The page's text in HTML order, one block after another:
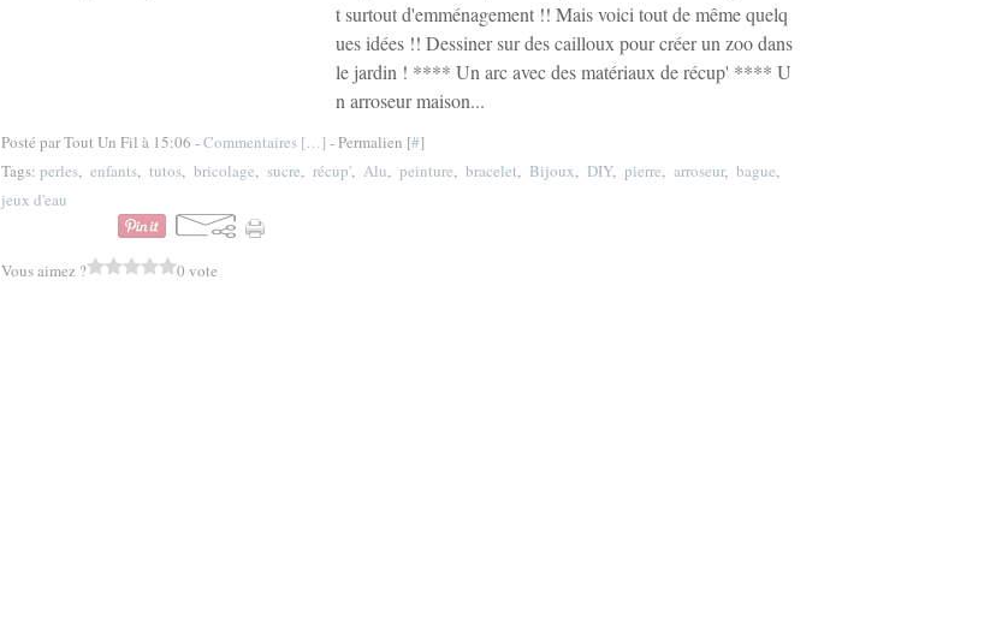
t surtout d'emménagement !! Mais voici tout de même quelq
ues idées !! Dessiner sur des cailloux pour créer un zoo dans
le jardin ! **** Un arc avec des matériaux de récup' **** U
n arroseur maison...
Posté par Tout Un Fil à 15:06 -Commentaires […] - Permalien [#]
Tags: perles, enfants, tutos, bricolage, sucre, récup', Alu, peinture, bracelet, Bijoux, DIY, pierre, arroseur, bague,
jeux d'eau
Vous aimez ? 0 vote